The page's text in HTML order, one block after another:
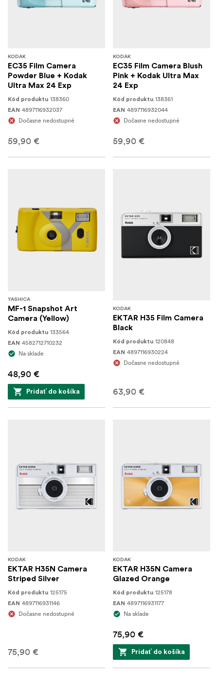
KODAK
EC35 Film Camera
Powder Blue + Kodak
Ultra Max 24 Exp
Kód produktu 138360
EAN 4897116932037
Dočasne nedostupné
59,90 €
KODAK
EC35 Film Camera Blush
Pink + Kodak Ultra Max
24 Exp
Kód produktu 138361
EAN 4897116932044
Dočasne nedostupné
59,90 €
YASHICA
MF-1 Snapshot Art
Camera (Yellow)
Kód produktu 133564
EAN 4582712710232
Na sklade
48,90 €
Pridať do košíka
KODAK
EKTAR H35 Film Camera
Black
Kód produktu 120848
EAN 4897116930224
Dočasne nedostupné
63,90 €
KODAK
EKTAR H35N Camera
Striped Silver
Kód produktu 125175
EAN 4897116931146
Dočasne nedostupné
75,90 €
KODAK
EKTAR H35N Camera
Glazed Orange
Kód produktu 125178
EAN 4897116931177
Na sklade
75,90 €
Pridať do košíka